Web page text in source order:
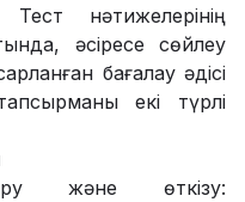
нәтижелерінің
әсіресе сөйлеу
бағалау әдісі
екі түрлі
және өткізу: